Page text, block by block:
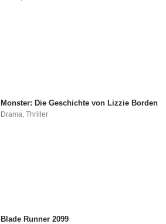
Monster: Die Geschichte von Lizzie Borden
Drama ,Thriller
Blade Runner 2099